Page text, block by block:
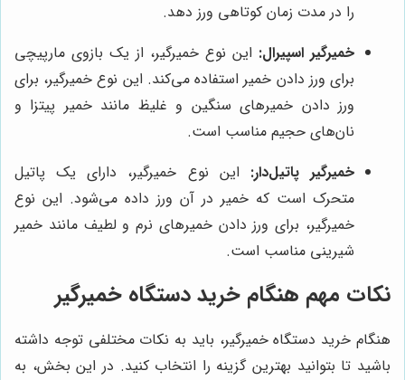
را در مدت زمان کوتاهی ورز دهد.
خمیرگیر اسپیرال: این نوع خمیرگیر، از یک بازوی مارپیچی
برای ورز دادن خمیر استفاده می‌کند. این نوع خمیرگیر، برای
ورز دادن خمیرهای سنگین و غلیظ مانند خمیر پیتزا و
نان‌های حجیم مناسب است.
خمیرگیر پاتیل‌دار: این نوع خمیرگیر، دارای یک پاتیل
متحرک است که خمیر در آن ورز داده می‌شود. این نوع
خمیرگیر، برای ورز دادن خمیرهای نرم و لطیف مانند خمیر
شیرینی مناسب است.
نکات مهم هنگام خرید دستگاه خمیرگیر
هنگام خرید دستگاه خمیرگیر، باید به نکات مختلفی توجه داشته
باشید تا بتوانید بهترین گزینه را انتخاب کنید. در این بخش، به